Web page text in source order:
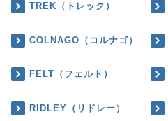
TREK（トレック）
COLNAGO（コルナゴ）
FELT（フェルト）
RIDLEY（リドレー）